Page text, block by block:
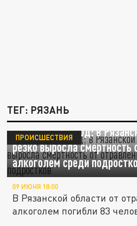
ТЕГ: РЯЗАНЬ
83 жертвы за год: в
резко выросла смертность
алкоголем среди
ПРОИСШЕСТВИЯ
09 ИЮНЯ 18:00
В Рязанской области от
алкоголем погибли 83